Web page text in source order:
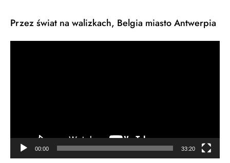
Przez świat na walizkach, Belgia miasto Antwerpia
00:00 33:20